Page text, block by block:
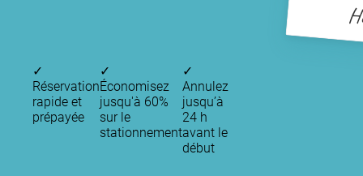
✓
Réservation
rapide et
prépayée
✓
Économisez
jusqu'à 60%
sur le
stationnement
✓
Annulez
jusqu’à
24 h
avant le
début